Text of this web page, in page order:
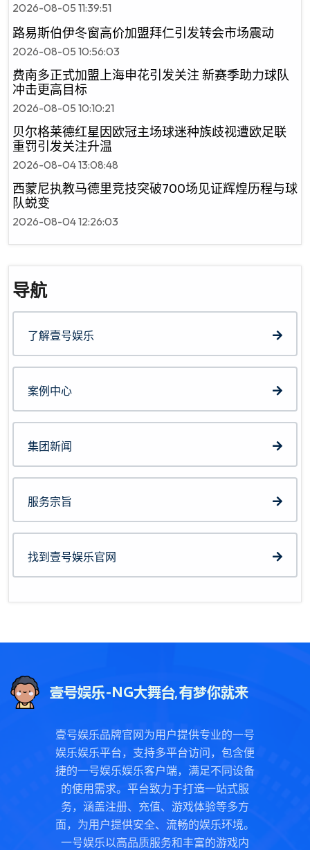
2026-08-05 11:39:51
路易斯伯伊冬窗高价加盟拜仁引发转会市场震动
2026-08-05 10:56:03
费南多正式加盟上海申花引发关注 新赛季助力球队
冲击更高目标
2026-08-05 10:10:21
贝尔格莱德红星因欧冠主场球迷种族歧视遭欧足联
重罚引发关注升温
2026-08-04 13:08:48
西蒙尼执教马德里竞技突破700场见证辉煌历程与球
队蜕变
2026-08-04 12:26:03
导航
了解壹号娱乐
案例中心
集团新闻
服务宗旨
找到壹号娱乐官网
壹号娱乐品牌官网为用户提供专业的一号
娱乐娱乐平台，支持多平台访问，包含便
捷的一号娱乐娱乐客户端，满足不同设备
的使用需求。平台致力于打造一站式服
务，涵盖注册、充值、游戏体验等多方
面，为用户提供安全、流畅的娱乐环境。
一号娱乐以高品质服务和丰富的游戏内